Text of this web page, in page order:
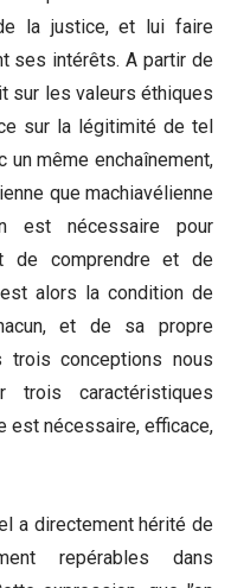
la justice, et lui faire
ses intérêts. A partir de
sur les valeurs éthiques
sur la légitimité de tel
un même enchaînement,
que machiavélienne
est nécessaire pour
de comprendre et de
alors la condition de
et de sa propre
trois conceptions nous
trois caractéristiques
est nécessaire, efficace,
directement hérité de
repérables dans